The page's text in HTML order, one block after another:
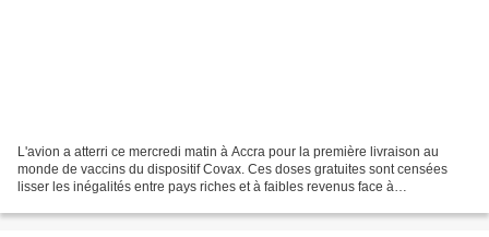
L'avion a atterri ce mercredi matin à Accra pour la première livraison au
monde de vaccins du dispositif Covax. Ces doses gratuites sont censées
lisser les inégalités entre pays riches et à faibles revenus face à